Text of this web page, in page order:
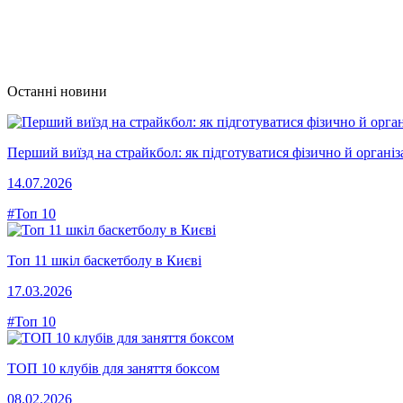
Останні новини
Перший виїзд на страйкбол: як підготуватися фізично й
14.07.2026
#Топ 10
Топ 11 шкіл баскетболу в Києві
17.03.2026
#Топ 10
ТОП 10 клубів для заняття боксом
08.02.2026